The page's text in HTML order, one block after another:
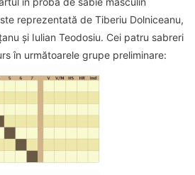
reprezentată de Tiberiu Dolniceanu,
și Iulian Teodosiu. Cei patru sabreri
în următoarele grupe preliminare: